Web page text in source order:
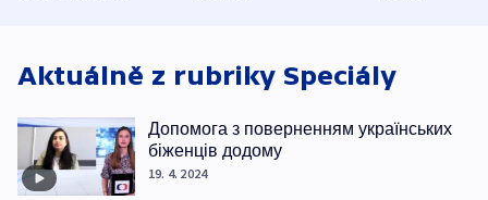
Aktuálně z rubriky Speciály
Допомога з поверненням українських
біженців додому
19. 4. 2024